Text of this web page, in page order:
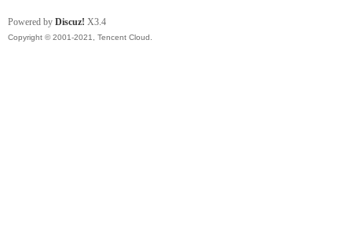
Powered by Discuz! X3.4
Copyright © 2001-2021, Tencent Cloud.